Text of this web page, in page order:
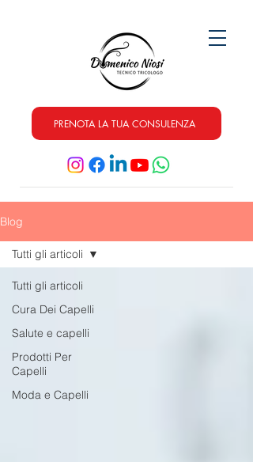
PRENOTA LA TUA CONSULENZA
Blog
Tutti gli articoli
Cura Dei Capelli
Salute e capelli
Prodotti Per
Capelli
Moda e Capelli
Tutti gli articoli